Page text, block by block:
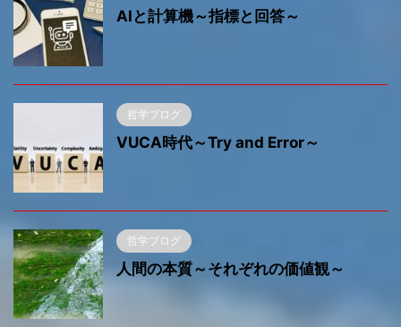
AIと計算機～指標と回答～
哲学ブログ
VUCA時代～Try and Error～
哲学ブログ
人間の本質～それぞれの価値観～